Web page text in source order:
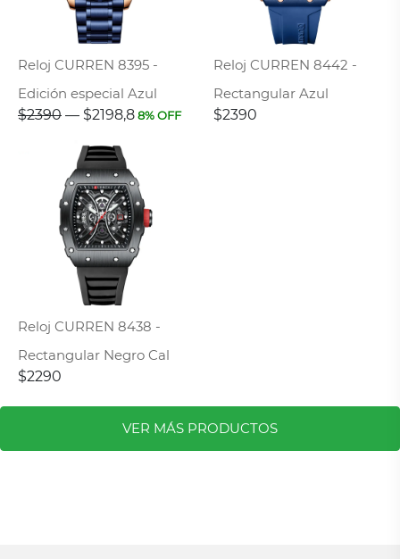
Reloj CURREN 8395 -
Edición especial Azul
$2390 — $2198,88% OFF
Reloj CURREN 8442 -
Rectangular Azul
$2390
Reloj CURREN 8438 -
Rectangular Negro Cal
$2290
VER MÁS PRODUCTOS